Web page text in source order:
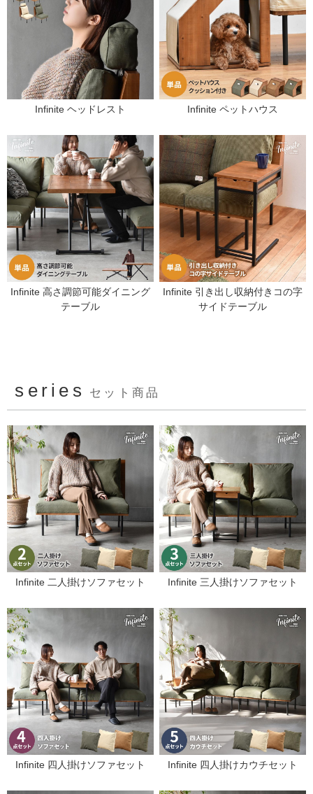
Infinite ヘッドレスト Infinite ペットハウス
Infinite 高さ調節可能ダイニング
テーブル
Infinite 引き出し収納付きコの字
サイドテーブル
series セット商品
Infinite 二人掛けソファセット Infinite 三人掛けソファセット
Infinite 四人掛けソファセット Infinite 四人掛けカウチセット